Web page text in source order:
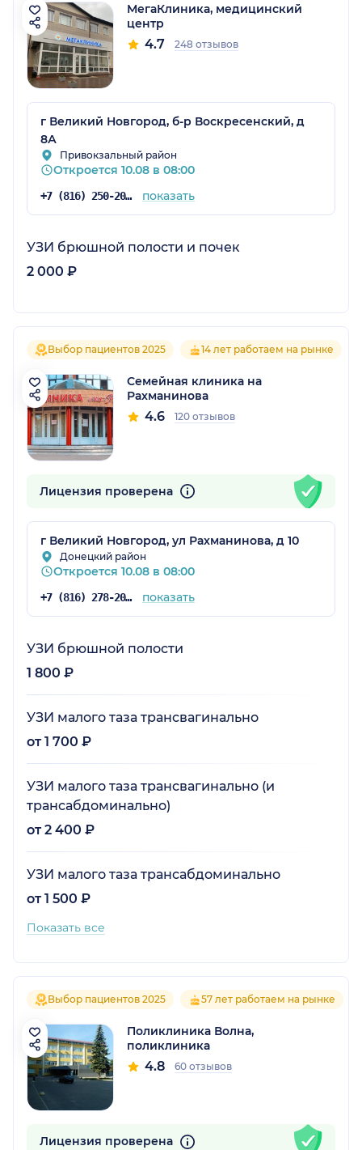
МегаКлиника, медицинский
центр
4.7 248 отзывов
г Великий Новгород, б-р Воскресенский, д
8А
Привокзальный район
Откроется 10.08 в 08:00
+7 (816) 250-20-05 показать
УЗИ брюшной полости и почек
2 000 ₽
Выбор пациентов 2025 14 лет работаем на рынке
Семейная клиника на
Рахманинова
4.6 120 отзывов
Лицензия проверена
г Великий Новгород, ул Рахманинова, д 10
Донецкий район
Откроется 10.08 в 08:00
+7 (816) 278-20-20 показать
УЗИ брюшной полости
1 800 ₽
УЗИ малого таза трансвагинально
от 1 700 ₽
УЗИ малого таза трансвагинально (и
трансабдоминально)
от 2 400 ₽
УЗИ малого таза трансабдоминально
от 1 500 ₽
Показать все
Выбор пациентов 2025 57 лет работаем на рынке
Поликлиника Волна,
поликлиника
4.8 60 отзывов
Лицензия проверена